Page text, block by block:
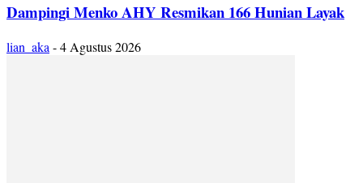
Dampingi Menko AHY Resmikan 166 Hunian Layak
lian_aka -4 Agustus 2026